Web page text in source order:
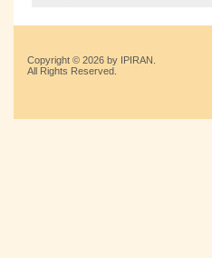
Copyright © 2026 by IPIRAN.
All Rights Reserved.